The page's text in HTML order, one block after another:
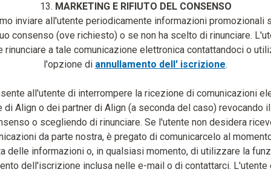
13. MARKETING E RIFIUTO DEL CONSENSO
inviare all'utente periodicamente informazioni promozionali
consenso (ove richiesto) o se non ha scelto di rinunciare.
rinunciare a tale comunicazione elettronica contattandoci o
l'opzione di annullamento dell' iscrizione.
all'utente di interrompere la ricezione di comunicazioni
di Align o dei partner di Align (a seconda del caso) revocando
o scegliendo di rinunciare. Se l'utente non desidera
da parte nostra, è pregato di comunicarcelo al
delle informazioni o, in qualsiasi momento, di utilizzare la
dell'iscrizione inclusa nelle e-mail o di contattarci. L'utente